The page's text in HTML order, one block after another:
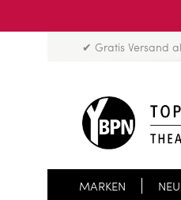
✔ Gratis Versand
MARKEN NEU